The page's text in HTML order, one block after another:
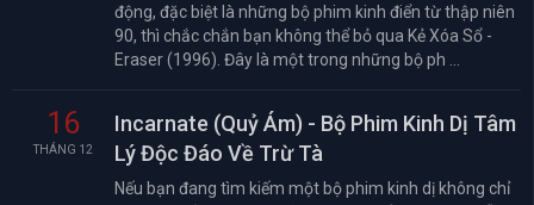
động, đặc biệt là những bộ phim kinh điển từ thập niên
90, thì chắc chắn bạn không thể bỏ qua Kẻ Xóa Sổ -
Eraser (1996). Đây là một trong những bộ ph ...
16
THÁNG 12
Incarnate (Quỷ Ám) - Bộ Phim Kinh Dị Tâm
Lý Độc Đáo Về Trừ Tà
Nếu bạn đang tìm kiếm một bộ phim kinh dị không chỉ